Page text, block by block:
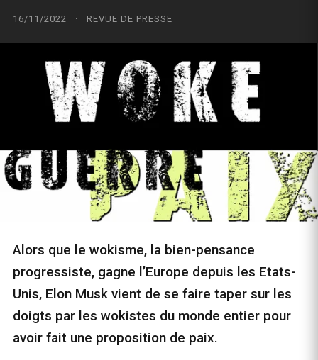
16/11/2022 · REVUE DE PRESSE
Alors que le wokisme, la bien-pensance
progressiste, gagne l’Europe depuis les Etats-
Unis, Elon Musk vient de se faire taper sur les
doigts par les wokistes du monde entier pour
avoir fait une proposition de paix.